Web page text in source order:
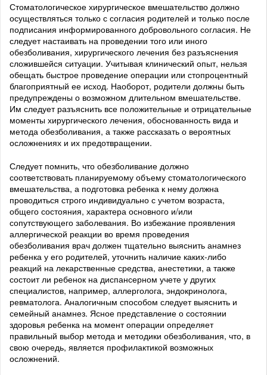
Стоматологическое хирургическое вмешательство должно
осуществляться только с согласия родителей и только после
подписания информированного добровольного согласия. Не
следует настаивать на проведении того или иного
обезболивания, хирургического лечения без разъяснения
сложившейся ситуации. Учитывая клинический опыт, нельзя
обещать быстрое проведение операции или стопроцентный
благоприятный ее исход. Наоборот, родители должны быть
предупреждены о возможном длительном вмешательстве.
Им следует разъяснить все положительные и отрицательные
моменты хирургического лечения, обоснованность вида и
метода обезболивания, а также рассказать о вероятных
осложнениях и их предотвращении.
Следует помнить, что обезболивание должно
соответствовать планируемому объему стоматологического
вмешательства, а подготовка ребенка к нему должна
проводиться строго индивидуально с учетом возраста,
общего состояния, характера основного и/или
сопутствующего заболевания. Во избежание проявления
аллергической реакции во время проведения
обезболивания врач должен тщательно выяснить анамнез
ребенка у его родителей, уточнить наличие каких-либо
реакций на лекарственные средства, анестетики, а также
состоит ли ребенок на диспансерном учете у других
специалистов, например, аллерголога, эндокринолога,
ревматолога. Аналогичным способом следует выяснить и
семейный анамнез. Ясное представление о состоянии
здоровья ребенка на момент операции определяет
правильный выбор метода и методики обезболивания, что, в
свою очередь, является профилактикой возможных
осложнений.